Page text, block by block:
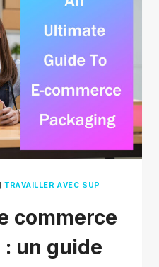
|TRAVAILLER AVEC SUP
commerce
un guide